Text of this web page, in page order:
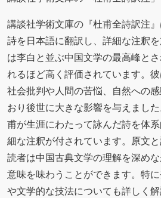
講談社学術文庫の『杜甫全詩訳注
詩を日本語に翻訳し、詳細な注釈
は李白と並ぶ中国文学の最高峰と
れるほど高く評価されています。
社会批判や人間の苦悩、自然への
おり後世に大きな影響を与えまし
甫が生涯にわたって詠んだ詩を体
細な注釈が付されています。原文
読者は中国古典文学の理解を深め
意味を味わうことができます。特
や文学的な技法についても詳しく